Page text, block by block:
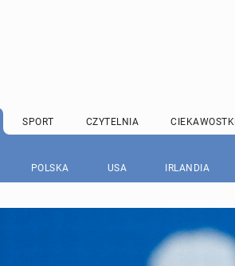
SPORT CZYTELNIA CIEKAWOSTKI
POLSKA USA IRLANDIA